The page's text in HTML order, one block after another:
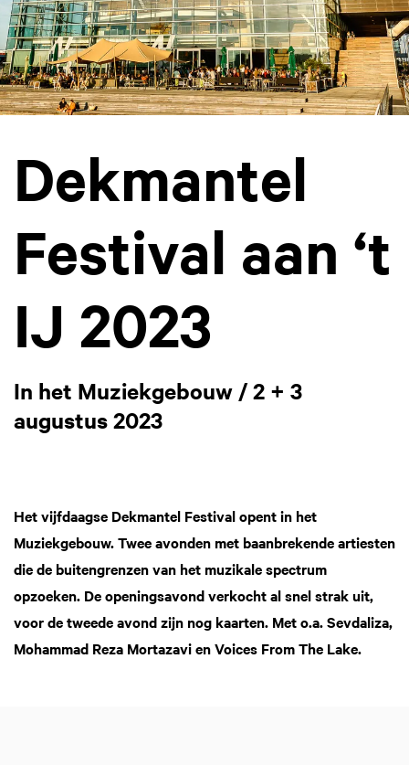
Dekmantel
Festival aan ‘t
IJ 2023
In het Muziekgebouw / 2 + 3
augustus 2023
Het vijfdaagse Dekmantel Festival opent in het
Muziekgebouw. Twee avonden met baanbrekende artiesten
die de buitengrenzen van het muzikale spectrum
opzoeken. De openingsavond verkocht al snel strak uit,
voor de tweede avond zijn nog kaarten. Met o.a. Sevdaliza,
Mohammad Reza Mortazavi en Voices From The Lake.